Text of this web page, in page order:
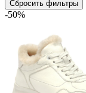
Сбросить фильтры
-50%